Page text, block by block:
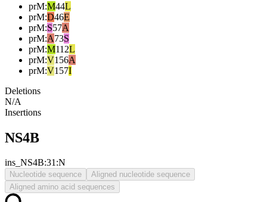
prM:M44L
prM:D46E
prM:S57A
prM:A73S
prM:M112L
prM:V156A
prM:V157I
Deletions
N/A
Insertions
NS4B
ins_NS4B:31:N
Nucleotide sequence
Aligned nucleotide sequence
Aligned amino acid sequences